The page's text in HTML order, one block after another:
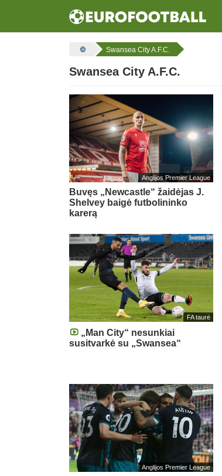
Swansea City A.F.C.
Swansea City A.F.C.
Anglijos Premier League
Buvęs „Newcastle“ žaidėjas J.
Shelvey baigė futbolininko
karerą
FA taurė
„Man City“ nesunkiai
susitvarkė su „Swansea“
Anglijos Premier League